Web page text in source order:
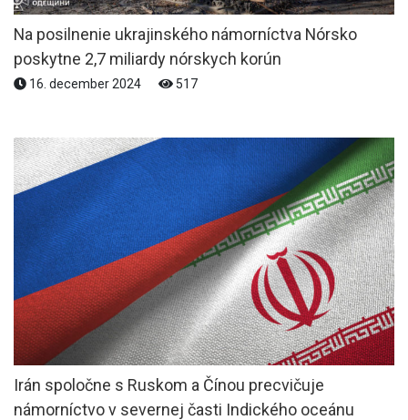
Na posilnenie ukrajinského námorníctva Nórsko
poskytne 2,7 miliardy nórskych korún
16. december 2024 517
Irán spoločne s Ruskom a Čínou precvičuje
námorníctvo v severnej časti Indického oceánu